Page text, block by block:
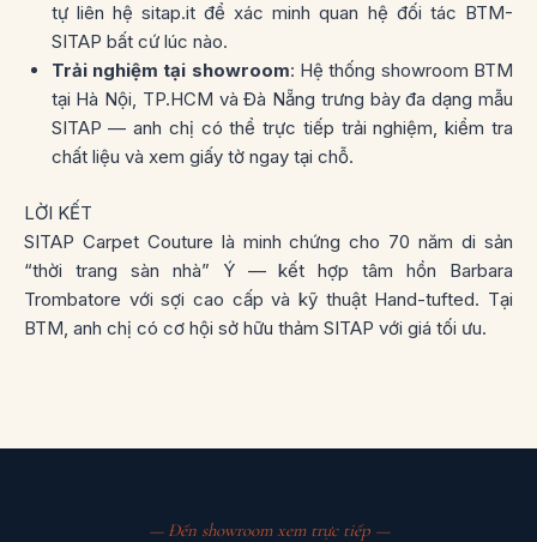
tự liên hệ sitap.itđể xác minh quan hệ đối tác BTM-
SITAP bất cứ lúc nào.
Trải nghiệm tại showroom: Hệ thống showroom BTM
tại Hà Nội, TP.HCM và Đà Nẵng trưng bày đa dạng mẫu
SITAP — anh chị có thể trực tiếp trải nghiệm, kiểm tra
chất liệu và xem giấy tờ ngay tại chỗ.
LỜI KẾT
SITAP Carpet Couture là minh chứng cho 70 năm di sản
“thời trang sàn nhà” Ý — kết hợp tâm hồn Barbara
Trombatore với sợi cao cấp và kỹ thuật Hand-tufted. Tại
BTM, anh chị có cơ hội sở hữu thảm SITAP với giá tối ưu.
— Đến showroom xem trực tiếp —